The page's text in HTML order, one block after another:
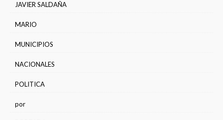
JAVIER SALDAÑA
MARIO
MUNICIPIOS
NACIONALES
POLITICA
por